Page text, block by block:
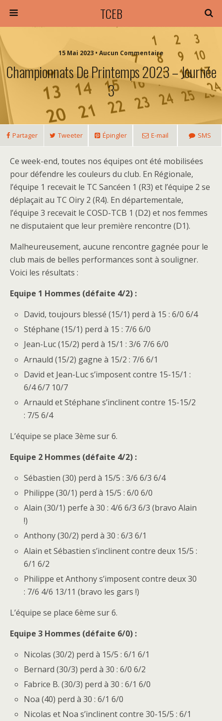
TCEB
15 Mai 2023 • Aucun Commentaire
Championnats De Printemps 2023 – Journée
3
Partager Tweeter Épingler E-mail SMS
Ce week-end, toutes nos équipes ont été mobilisées
pour défendre les couleurs du club. En Régionale,
l’équipe 1 recevait le TC Sancéen 1 (R3) et l’équipe 2 se
déplaçait au TC Oiry 2 (R4). En départementale,
l’équipe 3 recevait le COSD-TCB 1 (D2) et nos femmes
ne disputaient que leur première rencontre (D1).
Malheureusement, aucune rencontre gagnée pour le
club mais de belles performances sont à souligner.
Voici les résultats :
Equipe 1 Hommes (défaite 4/2) :
David, toujours blessé (15/1) perd à 15 : 6/0 6/4
Stéphane (15/1) perd à 15 : 7/6 6/0
Jean-Luc (15/2) perd à 15/1 : 3/6 7/6 6/0
Arnauld (15/2) gagne à 15/2 : 7/6 6/1
David et Jean-Luc s’imposent contre 15-15/1 :
6/4 6/7 10/7
Arnauld et Stéphane s’inclinent contre 15-15/2
: 7/5 6/4
L’équipe se place 3ème sur 6.
Equipe 2 Hommes (défaite 4/2) :
Sébastien (30) perd à 15/5 : 3/6 6/3 6/4
Philippe (30/1) perd à 15/5 : 6/0 6/0
Alain (30/1) perfe à 30 : 4/6 6/3 6/3 (bravo Alain
!)
Anthony (30/2) perd à 30 : 6/3 6/1
Alain et Sébastien s’inclinent contre deux 15/5 :
6/1 6/2
Philippe et Anthony s’imposent contre deux 30
: 7/6 4/6 13/11 (bravo les gars !)
L’équipe se place 6ème sur 6.
Equipe 3 Hommes (défaite 6/0) :
Nicolas (30/2) perd à 15/5 : 6/1 6/1
Bernard (30/3) perd à 30 : 6/0 6/2
Fabrice B. (30/3) perd à 30 : 6/1 6/0
Noa (40) perd à 30 : 6/1 6/0
Nicolas et Noa s’inclinent contre 30-15/5 : 6/1